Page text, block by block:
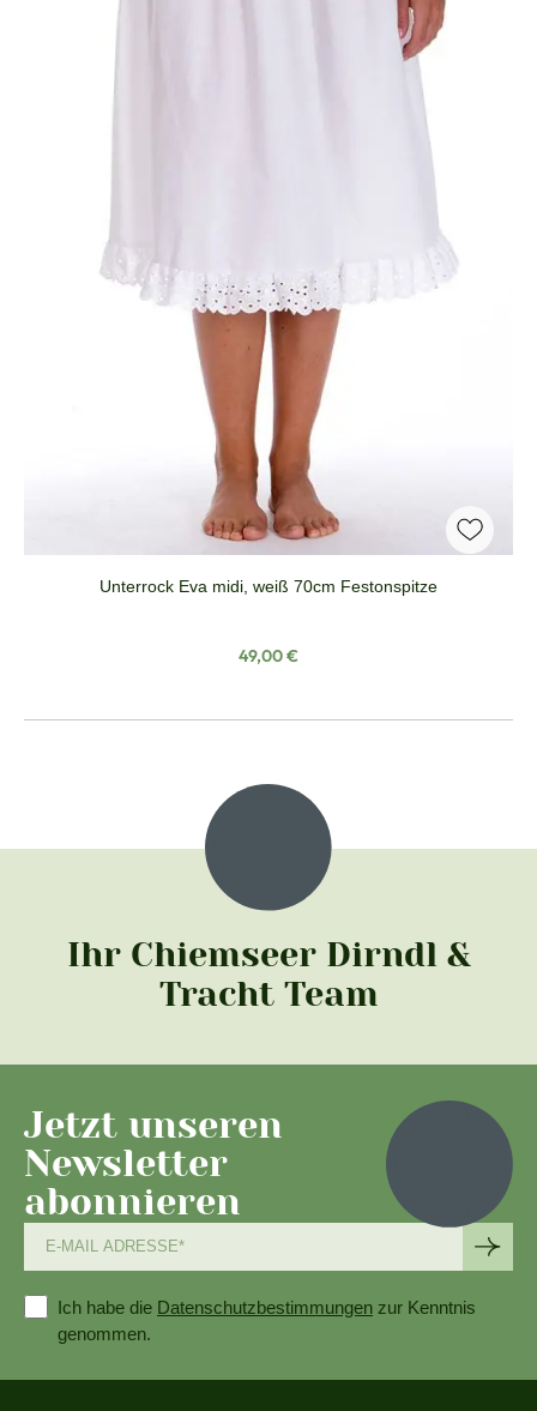
Unterrock Eva midi, weiß 70cm Festonspitze
Regulärer Preis:
49,00 €
Ihr Chiemseer Dirndl &
Tracht Team
Jetzt unseren
Newsletter
abonnieren
Ich habe die Datenschutzbestimmungen zur Kenntnis
genommen.